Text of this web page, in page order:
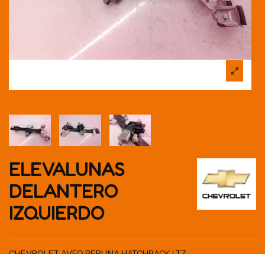
ELEVALUNAS
DELANTERO
IZQUIERDO